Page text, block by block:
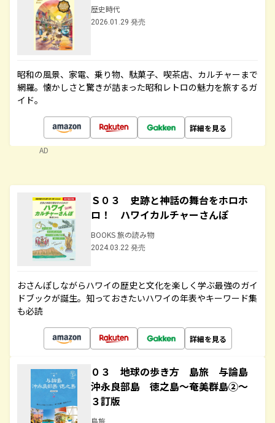
歴史時代
2026.01.29 発売
昭和の風景、家電、乗り物、駄菓子、喫茶店、カルチャーまで
網羅。懐かしさと驚きが詰まった昭和レトロの魅力を旅するガ
イド。
詳細を見る
AD
Ｓ０３ 史跡と神話の舞台をホロホ
ロ！ ハワイカルチャーさんぽ
BOOKS 旅の読み物
2024.03.22 発売
おさんぽしながらハワイの歴史と文化を楽しく学ぶ最強のガイ
ドブックが誕生。知っておきたいハワイの年表やキーワード集
も必読
詳細を見る
０３ 地球の歩き方 島旅 与論島
沖永良部島 徳之島～奄美群島②～
３訂版
島旅